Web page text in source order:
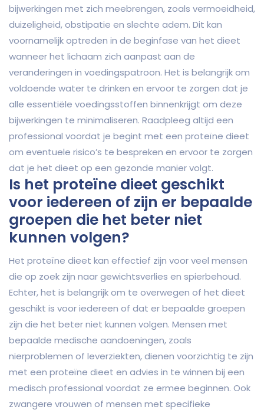
bijwerkingen met zich meebrengen, zoals vermoeidheid,
duizeligheid, obstipatie en slechte adem. Dit kan
voornamelijk optreden in de beginfase van het dieet
wanneer het lichaam zich aanpast aan de
veranderingen in voedingspatroon. Het is belangrijk om
voldoende water te drinken en ervoor te zorgen dat je
alle essentiële voedingsstoffen binnenkrijgt om deze
bijwerkingen te minimaliseren. Raadpleeg altijd een
professional voordat je begint met een proteïne dieet
om eventuele risico’s te bespreken en ervoor te zorgen
dat je het dieet op een gezonde manier volgt.
Is het proteïne dieet geschikt
voor iedereen of zijn er bepaalde
groepen die het beter niet
kunnen volgen?
Het proteïne dieet kan effectief zijn voor veel mensen
die op zoek zijn naar gewichtsverlies en spierbehoud.
Echter, het is belangrijk om te overwegen of het dieet
geschikt is voor iedereen of dat er bepaalde groepen
zijn die het beter niet kunnen volgen. Mensen met
bepaalde medische aandoeningen, zoals
nierproblemen of leverziekten, dienen voorzichtig te zijn
met een proteïne dieet en advies in te winnen bij een
medisch professional voordat ze ermee beginnen. Ook
zwangere vrouwen of mensen met specifieke